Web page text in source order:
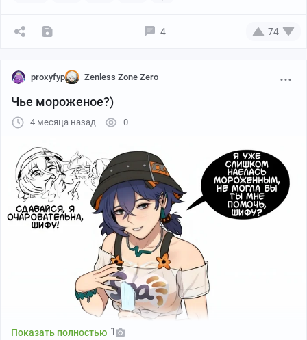
4 74
proxyfyp Zenless Zone Zero
Чье мороженое?)
4 месяца назад 0
Показать полностью 1